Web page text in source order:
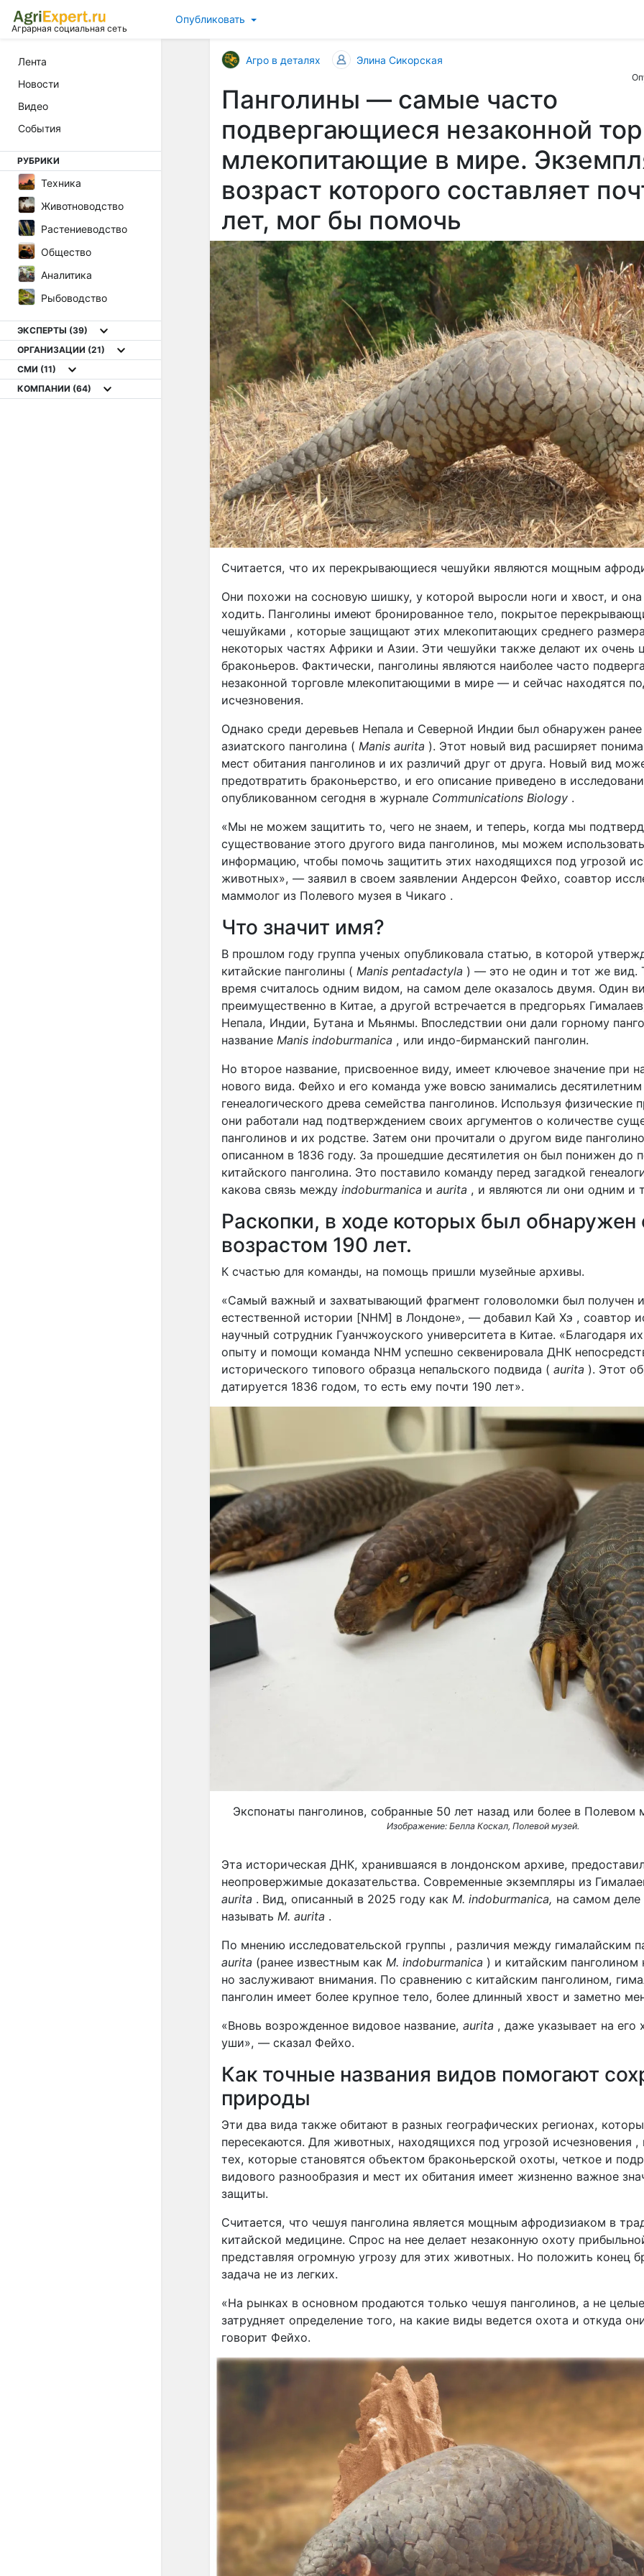
Аграрная социальная сеть
Опубликовать
Лента
Новости
Видео
События
РУБРИКИ
Техника
Животноводство
Растениеводство
Общество
Аналитика
Рыбоводство
ЭКСПЕРТЫ (39)
ОРГАНИЗАЦИИ (21)
СМИ (11)
КОМПАНИИ (64)
Агро в деталях Элина Сикорская
Панголины — самые часто
подвергающиеся незаконной
млекопитающие в мире.
возраст которого составляет
лет, мог бы помочь
Считается, что их перекрывающиеся чешуйки являются мощным
Они похожи на сосновую шишку, у которой выросли ноги и хвост, и она
ходить. Панголины имеют бронированное тело, покрытое
чешуйками , которые защищают этих млекопитающих среднего
некоторых частях Африки и Азии. Эти чешуйки также делают их очень
браконьеров. Фактически, панголины являются наиболее часто
незаконной торговле млекопитающими в мире — и сейчас находятся
исчезновения.
Однако среди деревьев Непала и Северной Индии был обнаружен
азиатского панголина ( Manis aurita ). Этот новый вид расширяет
мест обитания панголинов и их различий друг от друга. Новый вид
предотвратить браконьерство, и его описание приведено в
опубликованном сегодня в журнале Communications Biology .
«Мы не можем защитить то, чего не знаем, и теперь, когда мы
существование этого другого вида панголинов, мы можем
информацию, чтобы помочь защитить этих находящихся под угрозой
животных», — заявил в своем заявлении Андерсон Фейхо, соавтор
маммолог из Полевого музея в Чикаго .
Что значит имя?
В прошлом году группа ученых опубликовала статью, в которой
китайские панголины ( Manis pentadactyla ) — это не один и тот же вид.
время считалось одним видом, на самом деле оказалось двумя. Один
преимущественно в Китае, а другой встречается в предгорьях
Непала, Индии, Бутана и Мьянмы. Впоследствии они дали горному
название Manis indoburmanica , или индо-бирманский панголин.
Но второе название, присвоенное виду, имеет ключевое значение при
нового вида. Фейхо и его команда уже вовсю занимались
генеалогического древа семейства панголинов. Используя физические
они работали над подтверждением своих аргументов о количестве
панголинов и их родстве. Затем они прочитали о другом виде
описанном в 1836 году. За прошедшие десятилетия он был понижен до
китайского панголина. Это поставило команду перед загадкой
какова связь между indoburmanica и aurita , и являются ли они одним и
Раскопки, в ходе которых был обнаружен
возрастом 190 лет.
К счастью для команды, на помощь пришли музейные архивы.
«Самый важный и захватывающий фрагмент головоломки был получен
естественной истории [NHM] в Лондоне», — добавил Кай Хэ , соавтор
научный сотрудник Гуанчжоуского университета в Китае. «Благодаря
опыту и помощи команда NHM успешно секвенировала ДНК
исторического типового образца непальского подвида ( aurita ). Этот
датируется 1836 годом, то есть ему почти 190 лет».
Экспонаты панголинов, собранные 50 лет назад или более в Полевом
Изображение: Белла Коскал, Полевой музей.
Эта историческая ДНК, хранившаяся в лондонском архиве,
неопровержимые доказательства. Современные экземпляры из
aurita . Вид, описанный в 2025 году как M. indoburmanica, на самом деле
называть M. aurita .
По мнению исследовательской группы , различия между гималайским
aurita (ранее известным как M. indoburmanica ) и китайским панголином
но заслуживают внимания. По сравнению с китайским панголином,
панголин имеет более крупное тело, более длинный хвост и заметно
«Вновь возрожденное видовое название, aurita , даже указывает на его
уши», — сказал Фейхо.
Как точные названия видов помогают
природы
Эти два вида также обитают в разных географических регионах,
пересекаются. Для животных, находящихся под угрозой исчезновения ,
тех, которые становятся объектом браконьерской охоты, четкое и
видового разнообразия и мест их обитания имеет жизненно важное
защиты.
Считается, что чешуя панголина является мощным афродизиаком в
китайской медицине. Спрос на нее делает незаконную охоту
представляя огромную угрозу для этих животных. Но положить конец
задача не из легких.
«На рынках в основном продаются только чешуя панголинов, а не
затрудняет определение того, на какие виды ведется охота и откуда
говорит Фейхо.